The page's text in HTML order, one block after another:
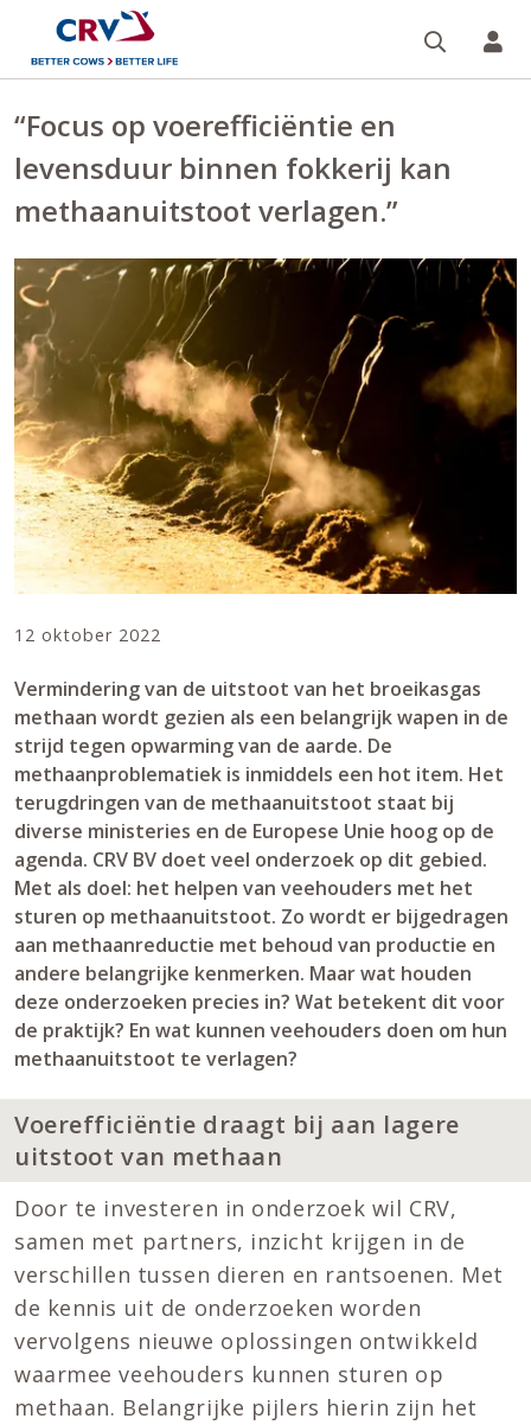
“Focus op voerefficiëntie en
levensduur binnen fokkerij kan
methaanuitstoot verlagen.”
12 oktober 2022
Vermindering van de uitstoot van het broeikasgas
methaan wordt gezien als een belangrijk wapen in de
strijd tegen opwarming van de aarde. De
methaanproblematiek is inmiddels een hot item. Het
terugdringen van de methaanuitstoot staat bij
diverse ministeries en de Europese Unie hoog op de
agenda. CRV BV doet veel onderzoek op dit gebied.
Met als doel: het helpen van veehouders met het
sturen op methaanuitstoot. Zo wordt er bijgedragen
aan methaanreductie met behoud van productie en
andere belangrijke kenmerken. Maar wat houden
deze onderzoeken precies in? Wat betekent dit voor
de praktijk? En wat kunnen veehouders doen om hun
methaanuitstoot te verlagen?
Voerefficiëntie draagt bij aan lagere
uitstoot van methaan
Door te investeren in onderzoek wil CRV,
samen met partners, inzicht krijgen in de
verschillen tussen dieren en rantsoenen. Met
de kennis uit de onderzoeken worden
vervolgens nieuwe oplossingen ontwikkeld
waarmee veehouders kunnen sturen op
methaan. Belangrijke pijlers hierin zijn het